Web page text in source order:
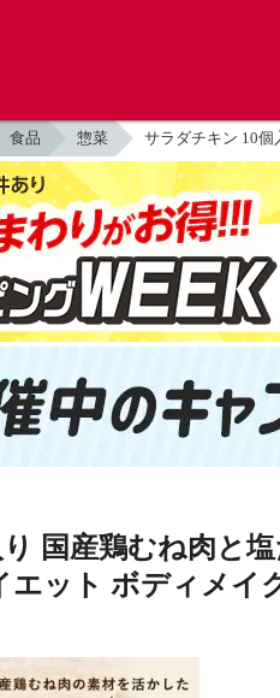
食品 惣菜 サラダチキン 10
国産鶏むね肉と
エット ボディメイ